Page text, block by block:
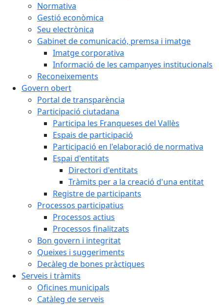
Normativa
Gestió econòmica
Seu electrònica
Gabinet de comunicació, premsa i imatge
Imatge corporativa
Informació de les campanyes institucionals
Reconeixements
Govern obert
Portal de transparència
Participació ciutadana
Participa les Franqueses del Vallès
Espais de participació
Participació en l'elaboració de normativa
Espai d'entitats
Directori d'entitats
Tràmits per a la creació d'una entitat
Registre de participants
Processos participatius
Processos actius
Processos finalitzats
Bon govern i integritat
Queixes i suggeriments
Decàleg de bones pràctiques
Serveis i tràmits
Oficines municipals
Catàleg de serveis